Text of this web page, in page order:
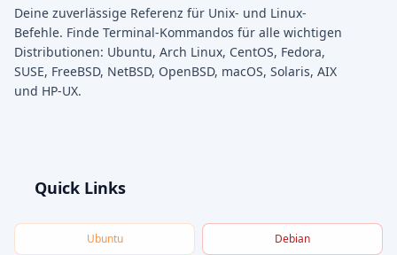
Deine zuverlässige Referenz für Unix- und Linux-
Befehle. Finde Terminal-Kommandos für alle wichtigen
Distributionen: Ubuntu, Arch Linux, CentOS, Fedora,
SUSE, FreeBSD, NetBSD, OpenBSD, macOS, Solaris, AIX
und HP-UX.
Quick Links
Ubuntu Debian